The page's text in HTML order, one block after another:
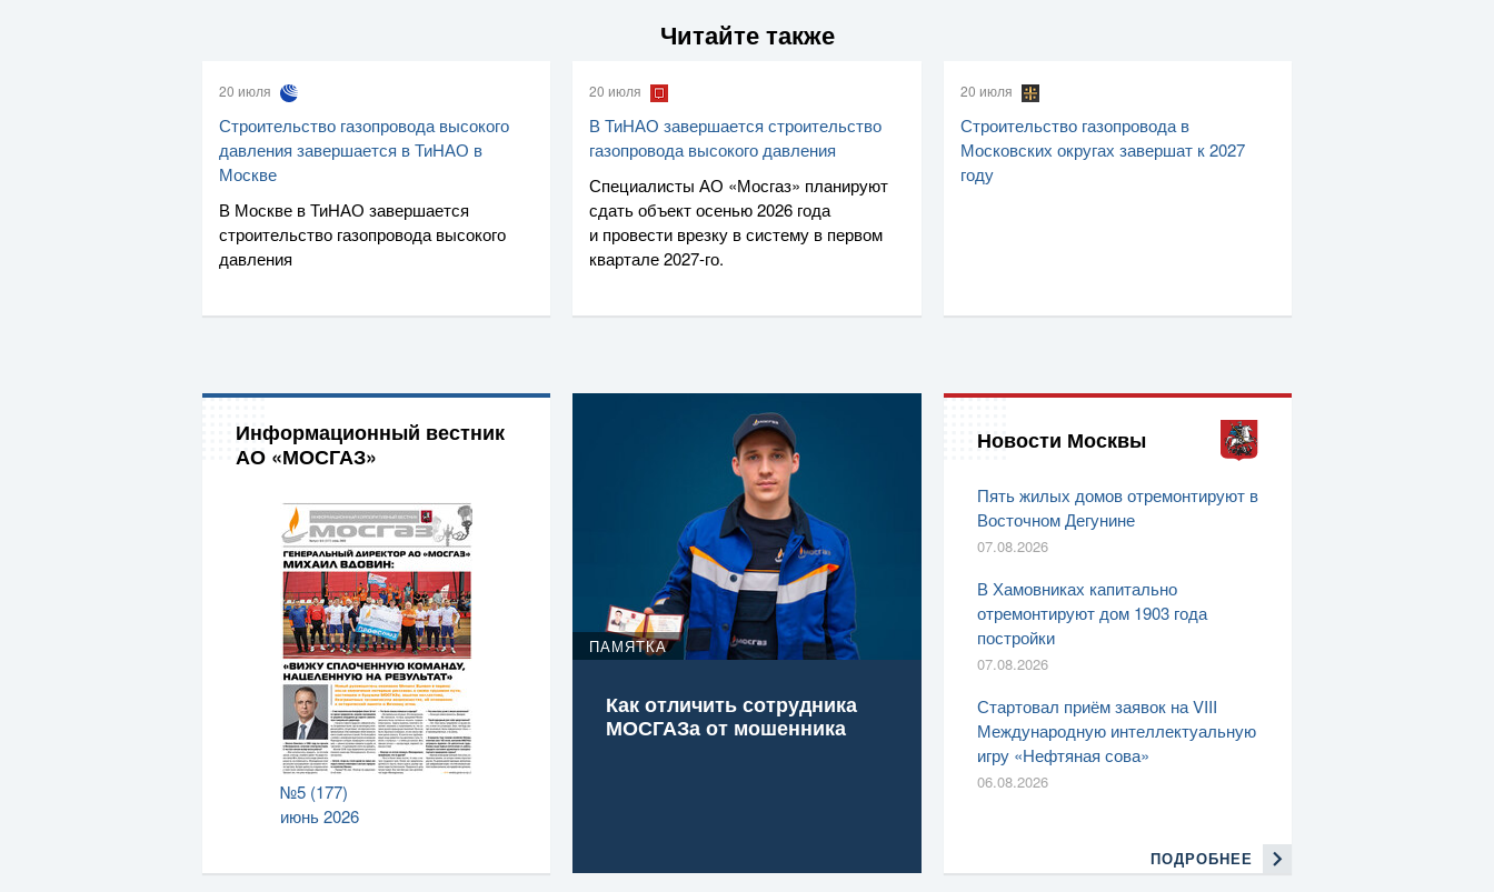
Читайте также
20 июля
Строительство газопровода высокого
давления завершается в ТиНАО в
Москве
В Москве в ТиНАО завершается
строительство газопровода высокого
давления
20 июля
В ТиНАО завершается строительство
газопровода высокого давления
СпециалистыАО «Мосгаз» планируют
сдать объект осенью 2026 года
и провести врезку в систему в первом
квартале2027-го.
20 июля
Строительство газопровода в
Московских округах завершат к 2027
году
Информационный вестник
АО «МОСГАЗ»
№5 (177)
июнь 2026
ПАМЯТКА
Как отличить сотрудника
МОСГАЗа от мошенника
Новости Москвы
Пять жилых домов отремонтируют в
Восточном Дегунине
07.08.2026
В Хамовниках капитально
отремонтируют дом 1903 года
постройки
07.08.2026
Стартовал приём заявок на VIII
Международную интеллектуальную
игру «Нефтяная сова»
06.08.2026
ПОДРОБНЕЕ